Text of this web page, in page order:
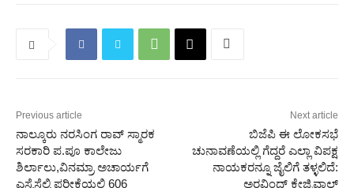
Previous article
ನಾಲ್ಕೂರು ನರಸಿಂಗ ರಾವ್ ಸ್ಮಾರಕ
ಸರಕಾರಿ ಪ.ಪೂ ಕಾಲೇಜು‌
ಶಿರ್ಲಾಲು,ವಿನಮ್ರಾ ಅಚಾರ್ಯಗೆ
ಎಸ್ಸೆಸೆಲ್ಸಿ ಪರೀಕ್ಷೆಯಲ್ಲಿ 606
Next article
ಬಿಜೆಪಿ ಈ ಲೋಕಸಭೆ
ಚುನಾವಣೆಯಲ್ಲಿ ಗೆದ್ದರೆ ಎಲ್ಲಾ ವಿಪಕ್ಷ
ನಾಯಕರನ್ನೂ ಜೈಲಿಗೆ ತಳ್ಳಲಿದೆ:
ಅರವಿಂದ್ ಕೇಜ್ರಿವಾಲ್